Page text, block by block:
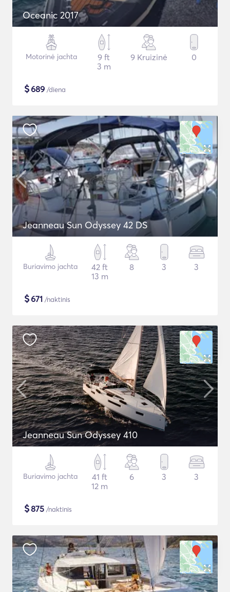
Oceanic 2017
Motorinė jachta
9 ft
3 m
9 Kruizinė 0
$689 /diena
Jeanneau Sun Odyssey 42 DS
Buriavimo jachta
42 ft
13 m
8 3 3
$671 /naktinis
Jeanneau Sun Odyssey 410
Buriavimo jachta
41 ft
12 m
6 3 3
$875 /naktinis